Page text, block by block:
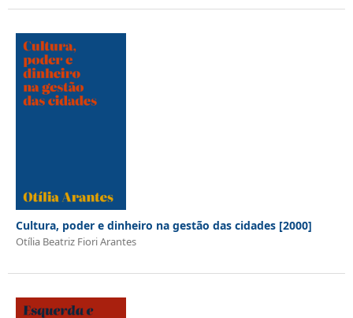
Cultura, poder e dinheiro na gestão das cidades [2000]
Otília Beatriz Fiori Arantes